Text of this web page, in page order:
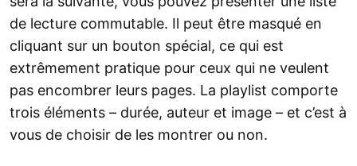
de lecture commutable. Il peut être masqué en
cliquant sur un bouton spécial, ce qui est
extrêmement pratique pour ceux qui ne veulent
pas encombrer leurs pages. La playlist comporte
trois éléments – durée, auteur et image – et c’est à
vous de choisir de les montrer ou non.